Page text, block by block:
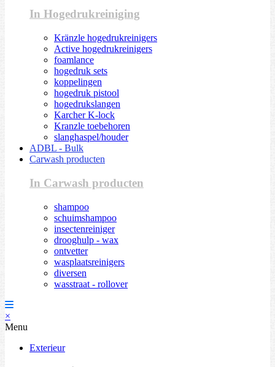
In Hogedrukreiniging
Kränzle hogedrukreinigers
Active hogedrukreinigers
foamlance
hogedruk sets
koppelingen
hogedruk pistool
hogedrukslangen
Karcher K-lock
Kranzle toebehoren
slanghaspel/houder
ADBL - Bulk
Carwash producten
In Carwash producten
shampoo
schuimshampoo
insectenreiniger
drooghulp - wax
ontvetter
wasplaatsreinigers
diversen
wasstraat - rollover
×
Menu
Exterieur